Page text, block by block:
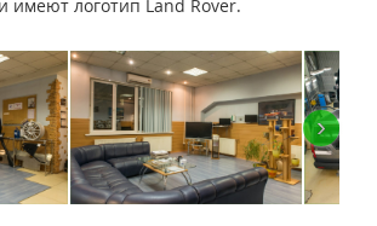
имеют логотип Land Rover.
›